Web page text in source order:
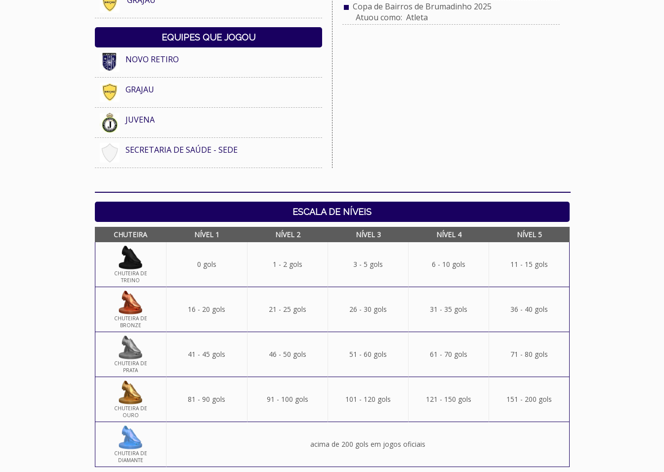
EQUIPES QUE JOGOU
NOVO RETIRO
GRAJAU
JUVENA
SECRETARIA DE SAÚDE - SEDE
Copa de Bairros de Brumadinho 2025
Atuou como: Atleta
ESCALA DE NÍVEIS
CHUTEIRA NÍVEL 1 NÍVEL 2 NÍVEL 3 NÍVEL 4 NÍVEL 5
CHUTEIRA DE
TREINO
0 gols 1 - 2 gols 3 - 5 gols 6 - 10 gols 11 - 15 gols
CHUTEIRA DE
BRONZE
16 - 20 gols 21 - 25 gols 26 - 30 gols 31 - 35 gols 36 - 40 gols
CHUTEIRA DE
PRATA
41 - 45 gols 46 - 50 gols 51 - 60 gols 61 - 70 gols 71 - 80 gols
CHUTEIRA DE
OURO
81 - 90 gols 91 - 100 gols 101 - 120 gols 121 - 150 gols 151 - 200 gols
CHUTEIRA DE
DIAMANTE
acima de 200 gols em jogos oficiais